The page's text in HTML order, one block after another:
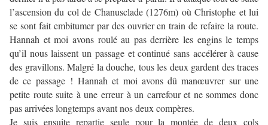
l’ascension du col de Chanusclade (1276m) où Christophe et lui
se sont fait embitumer par des ouvrier en train de refaire la route.
Hannah et moi avons roulé au pas derrière les engins le temps
qu’il nous laissent un passage et continué sans accélérer à cause
des gravillons. Malgré la douche, tous les deux gardent des traces
de ce passage ! Hannah et moi avons dû manœuvrer sur une
petite route suite à une erreur à un carrefour et ne sommes donc
pas arrivées longtemps avant nos deux compères.
Je suis ensuite repartie seule pour la montée de deux cols